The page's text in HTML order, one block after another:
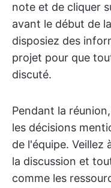
note et de cliquer
avant le début de
disposiez des
projet pour que
discuté.
Pendant la
les décisions
de l'équipe. Veillez
la discussion et
comme les